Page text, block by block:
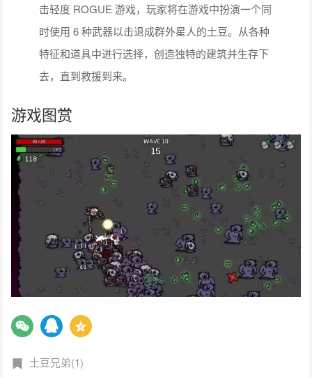
击轻度 ROGUE 游戏，玩家将在游戏中扮演一个同
时使用 6 种武器以击退成群外星人的土豆。从各种
特征和道具中进行选择，创造独特的建筑并生存下
去，直到救援到来。
游戏图赏
土豆兄弟(1)